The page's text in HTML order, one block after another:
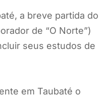
a breve partida do
de “O Norte”)
seus estudos de
em Taubaté o